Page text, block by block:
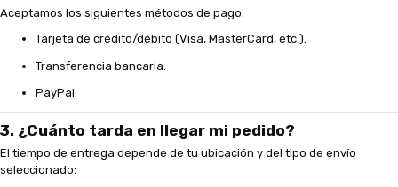
Aceptamos los siguientes métodos de pago:
Tarjeta de crédito/débito (Visa, MasterCard, etc.).
Transferencia bancaria.
PayPal.
3. ¿Cuánto tarda en llegar mi pedido?
El tiempo de entrega depende de tu ubicación y del tipo de envío
seleccionado: